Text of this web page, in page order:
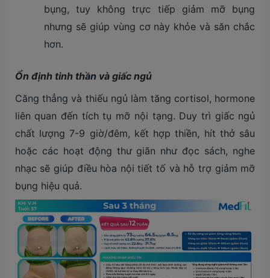
bụng, tuy không trực tiếp giảm mỡ bụng
nhưng sẽ giúp vùng cơ này khỏe và săn chắc
hơn.
Ổn định tinh thần và giấc ngủ
Căng thẳng và thiếu ngủ làm tăng cortisol, hormone
liên quan đến tích tụ mỡ nội tạng. Duy trì giấc ngủ
chất lượng 7-9 giờ/đêm, kết hợp thiền, hít thở sâu
hoặc các hoạt động thư giãn như đọc sách, nghe
nhạc sẽ giúp điều hòa nội tiết tố và hỗ trợ giảm mỡ
bụng hiệu quả.